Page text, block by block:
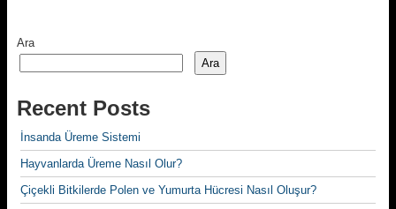
Ara
Ara
Recent Posts
İnsanda Üreme Sistemi
Hayvanlarda Üreme Nasıl Olur?
Çiçekli Bitkilerde Polen ve Yumurta Hücresi Nasıl Oluşur?